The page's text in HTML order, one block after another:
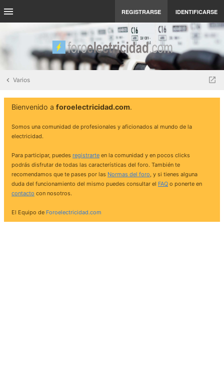
REGISTRARSE IDENTIFICARSE
Varios
Bienvenido a foroelectricidad.com.
Somos una comunidad de profesionales y aficionados al mundo de la
electricidad.
Para participar, puedes registrarte en la comunidad y en pocos clicks
podrás disfrutar de todas las características del foro. También te
recomendamos que te pases por las Normas del foro, y si tienes alguna
duda del funcionamiento del mismo puedes consultar el FAQ o ponerte en
contacto con nosotros.
El Equipo de Foroelectricidad.com